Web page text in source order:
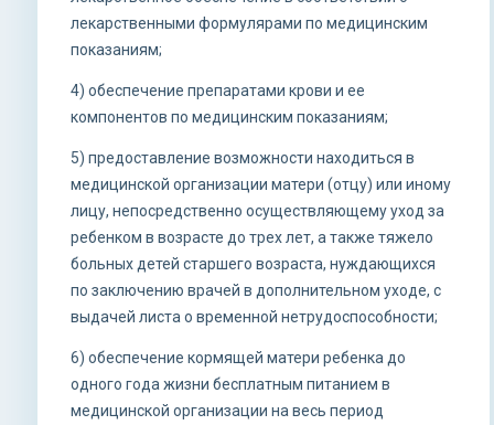
лекарственными формулярами по медицинским
показаниям;
4) обеспечение препаратами крови и ее
компонентов по медицинским показаниям;
5) предоставление возможности находиться в
медицинской организации матери (отцу) или иному
лицу, непосредственно осуществляющему уход за
ребенком в возрасте до трех лет, а также тяжело
больных детей старшего возраста, нуждающихся
по заключению врачей в дополнительном уходе, с
выдачей листа о временной нетрудоспособности;
6) обеспечение кормящей матери ребенка до
одного года жизни бесплатным питанием в
медицинской организации на весь период